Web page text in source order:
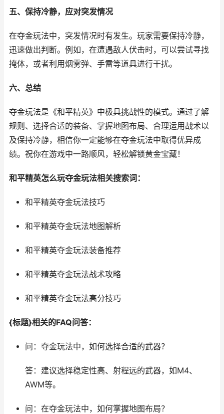
五、保持冷静，应对突发情况
在夺金玩法中，突发情况时有发生。玩家需要保持冷静，
迅速做出判断。例如，在遭遇敌人伏击时，可以尝试寻找
掩体，或者利用烟雾弹、手雷等道具进行干扰。
六、总结
夺金玩法是《和平精英》中极具挑战性的模式。通过了解
规则、选择合适的装备、掌握地图布局、合理运用战术以
及保持冷静，相信你一定能够在夺金玩法中取得优异成
绩。祝你在游戏中一路顺风，轻松解锁黄金宝藏！
和平精英怎么玩夺金玩法相关搜索词：
和平精英夺金玩法技巧
和平精英夺金玩法地图解析
和平精英夺金玩法装备推荐
和平精英夺金玩法战术攻略
和平精英夺金玩法高分技巧
{标题}相关的FAQ问答：
问：夺金玩法中，如何选择合适的武器？
答：建议选择稳定性高、射程远的武器，如M4、
AWM等。
问：在夺金玩法中，如何掌握地图布局？